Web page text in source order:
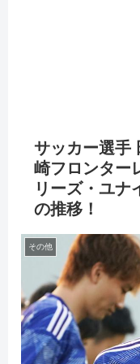
サッカー選手
崎フロンター
リーズ・ユナ
の推移！
その他